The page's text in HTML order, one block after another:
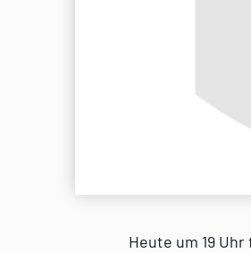
Heute um 19